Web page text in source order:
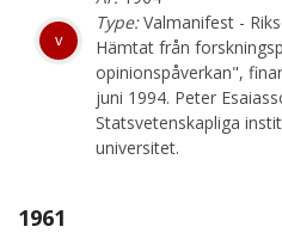
v
Type:Valmanifest -
Hämtat från
opinionspåverkan",
juni 1994. Peter
Statsvetenskapliga
universitet.
1961